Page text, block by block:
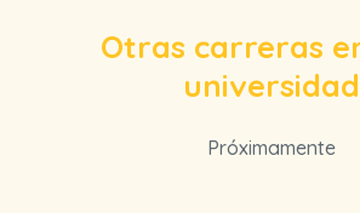
Otras carreras
universidad
Próximamente